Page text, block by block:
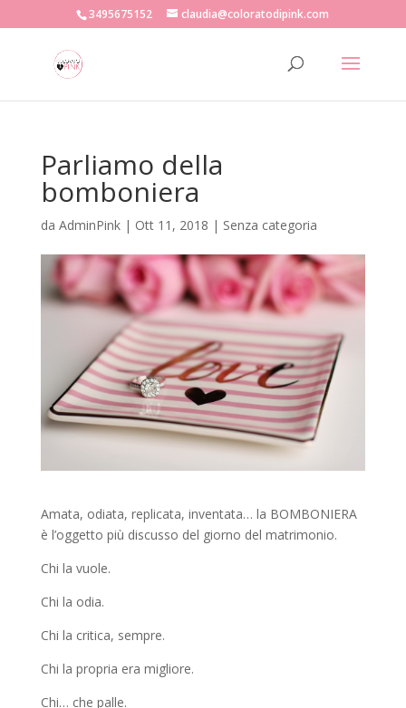
3495675152 claudia@coloratodipink.com
Parliamo della
bomboniera
da AdminPink| Ott 11, 2018 | Senza categoria
Amata, odiata, replicata, inventata… la BOMBONIERA
è l’oggetto più discusso del giorno del matrimonio.
Chi la vuole.
Chi la odia.
Chi la critica, sempre.
Chi la propria era migliore.
Chi… che palle.